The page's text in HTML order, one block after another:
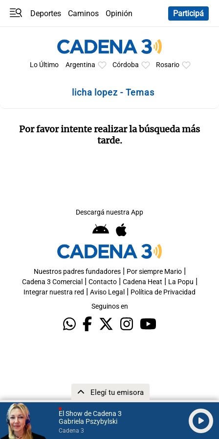
El Show de Cadena 3
Gabriela Pszybylski
Cadena 3
Elegí tu emisora
Deportes Caminos
Opinión
Participá
Lo Último Argentina Córdoba Rosario
licha lopez - Temas
Por favor intente realizar la búsqueda más
tarde.
Descargá nuestra App
Nuestros padres fundadores| Por siempre Mario|
Cadena 3 Comercial | Contacto| Cadena Heat | La Popu |
Integrar nuestra red | Aviso Legal | Política de Privacidad
Seguinos en